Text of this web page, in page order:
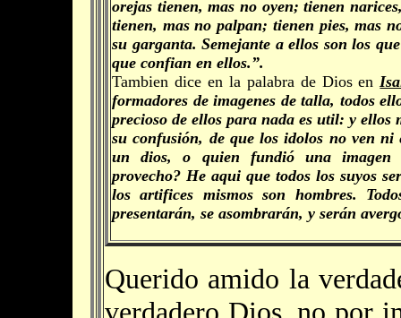
orejas tienen, mas no oyen; tienen
tienen, mas no palpan; tienen pies, mas
su garganta. Semejante a ellos son los
que confian en ellos.”.
Tambien dice en la palabra de Dios en
formadores de imagenes de talla, todos
precioso de ellos para nada es util: y ellos
su confusión, de que los idolos no ven ni
un dios, o quien fundió una imagen
provecho? He aqui que todos los suyos
los artifices mismos son hombres.
presentarán, se asombrarán, y serán
Querido amido la
verdadero Dios, no por